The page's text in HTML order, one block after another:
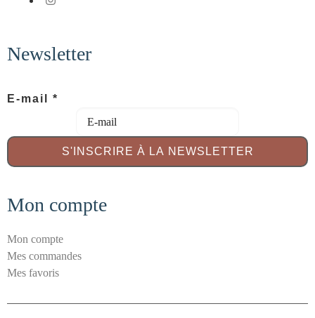
Newsletter
S
r
t
E
-
m
i
E-mail *
S'INSCRIRE À LA NEWSLETTER
Mon compte
Mon compte
Mes commandes
Mes favoris